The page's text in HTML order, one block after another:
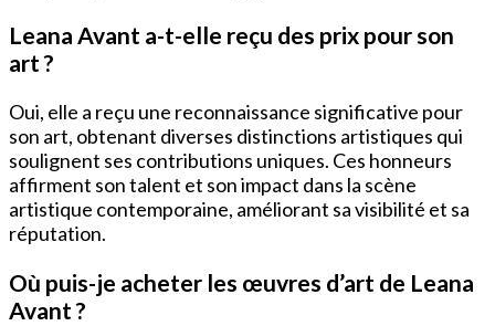
Leana Avant a-t-elle reçu des prix pour son
art ?
Oui, elle a reçu une reconnaissance significative pour
son art, obtenant diverses distinctions artistiques qui
soulignent ses contributions uniques. Ces honneurs
affirment son talent et son impact dans la scène
artistique contemporaine, améliorant sa visibilité et sa
réputation.
Où puis-je acheter les œuvres d’art de Leana
Avant ?